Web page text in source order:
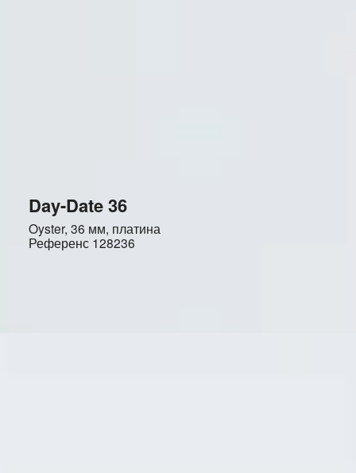
Day-Date 36
Oyster, 36 мм, платина
Референс 128236